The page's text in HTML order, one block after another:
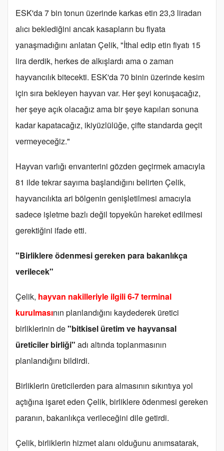
ESK'da 7 bin tonun üzerinde karkas etin 23,3 liradan
alıcı beklediğini ancak kasapların bu fiyata
yanaşmadığını anlatan Çelik, "İthal edip etin fiyatı 15
lira derdik, herkes de alkışlardı ama o zaman
hayvancılık bitecekti. ESK'da 70 binin üzerinde kesim
için sıra bekleyen hayvan var. Her şeyi konuşacağız,
her şeye açık olacağız ama bir şeye kapıları sonuna
kadar kapatacağız, ikiyüzlülüğe, çifte standarda geçit
vermeyeceğiz."
Hayvan varlığı envanterini gözden geçirmek amacıyla
81 ilde tekrar sayıma başlandığını belirten Çelik,
hayvancılıkta ari bölgenin genişletilmesi amacıyla
sadece işletme bazlı değil topyekûn hareket edilmesi
gerektiğini ifade etti.
"Birliklere ödenmesi gereken para bakanlıkça
verilecek"
Çelik, hayvan nakilleriyle ilgili 6-7 terminal
kurulmasının planlandığını kaydederek üretici
birliklerinin de"bitkisel üretim ve hayvansal
üreticiler birliği" adı altında toplanmasının
planlandığını bildirdi.
Birliklerin üreticilerden para almasının sıkıntıya yol
açtığına işaret eden Çelik, birliklere ödenmesi gereken
paranın, bakanlıkça verileceğini dile getirdi.
Çelik, birliklerin hizmet alanı olduğunu anımsatarak,